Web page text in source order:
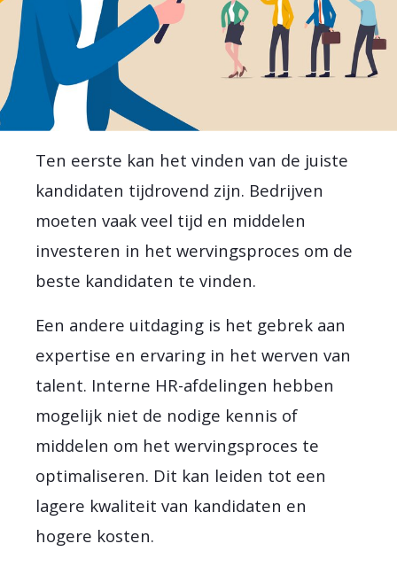
Ten eerste kan het vinden van de juiste
kandidaten tijdrovend zijn. Bedrijven
moeten vaak veel tijd en middelen
investeren in het wervingsproces om de
beste kandidaten te vinden.
Een andere uitdaging is het gebrek aan
expertise en ervaring in het werven van
talent. Interne HR-afdelingen hebben
mogelijk niet de nodige kennis of
middelen om het wervingsproces te
optimaliseren. Dit kan leiden tot een
lagere kwaliteit van kandidaten en
hogere kosten.